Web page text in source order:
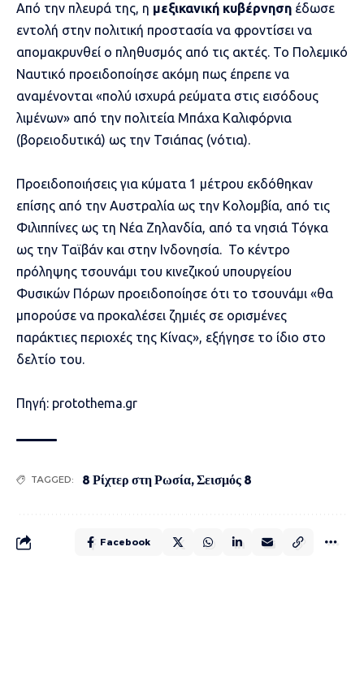
Από την πλευρά της, η μεξικανική κυβέρνηση έδωσε
εντολή στην πολιτική προστασία να φροντίσει να
απομακρυνθεί ο πληθυσμός από τις ακτές. Το Πολεμικό
Ναυτικό προειδοποίησε ακόμη πως έπρεπε να
αναμένονται «πολύ ισχυρά ρεύματα στις εισόδους
λιμένων» από την πολιτεία Μπάχα Καλιφόρνια
(βορειοδυτικά) ως την Τσιάπας (νότια).
Προειδοποιήσεις για κύματα 1 μέτρου εκδόθηκαν
επίσης από την Αυστραλία ως την Κολομβία, από τις
Φιλιππίνες ως τη Νέα Ζηλανδία, από τα νησιά Τόγκα
ως την Ταϊβάν και στην Ινδονησία. Το κέντρο
πρόληψης τσουνάμι του κινεζικού υπουργείου
Φυσικών Πόρων προειδοποίησε ότι το τσουνάμι «θα
μπορούσε να προκαλέσει ζημιές σε ορισμένες
παράκτιες περιοχές της Κίνας», εξήγησε το ίδιο στο
δελτίο του.
Πηγή: protothema.gr
TAGGED: 8 Ρίχτερ στη Ρωσία,Σεισμός 8
Facebook